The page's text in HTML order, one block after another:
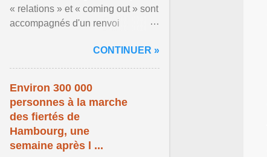
« relations » et « coming out » sont
accompagnés d'un renvoi
mouvement LGBT ... Afficher
l'article ...
CONTINUER »
Environ 300 000
personnes à la marche
des fiertés de
Hambourg, une
semaine après l ...